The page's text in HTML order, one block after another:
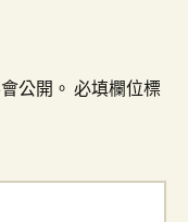
公開。 必填欄位標